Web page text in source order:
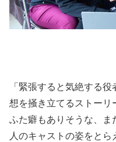
「緊張すると気絶する
想を掻き立てるストーリ
ふた癖もありそうな、ま
人のキャストの姿をとら